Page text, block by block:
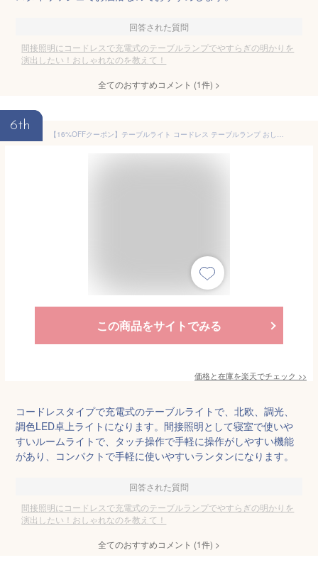
回答された質問
間接照明にコードレスで充電式のテーブルランプでやすらぎの明かりを
演出したい！おしゃれなのを教えて！
全てのおすすめコメント (1件) >
6th
【16%OFFクーポン】テーブルライト コードレス テーブルランプ おしゃれ 北欧 調光 調色 led 卓上 USB充電 LEDライト ベッドサイド ナイトライト キャンプ ランタン コンパクト 3色 無段階 タッチ 照明 間接照明 寝室 ルームライト 読書 授乳 停電灯 防災
この商品をサイトでみる
価格と在庫を楽天でチェック >>
コードレスタイプで充電式のテーブルライトで、北欧、調光、
調色LED卓上ライトになります。間接照明として寝室で使いや
すいルームライトで、タッチ操作で手軽に操作がしやすい機能
があり、コンパクトで手軽に使いやすいランタンになります。
回答された質問
間接照明にコードレスで充電式のテーブルランプでやすらぎの明かりを
演出したい！おしゃれなのを教えて！
全てのおすすめコメント (1件) >